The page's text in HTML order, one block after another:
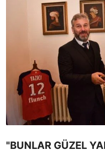
"BUNLAR GÜZEL